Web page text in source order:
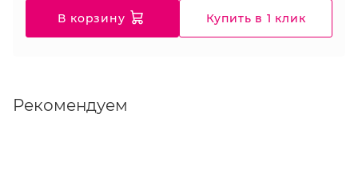
В корзину Купить в 1 клик
Рекомендуем